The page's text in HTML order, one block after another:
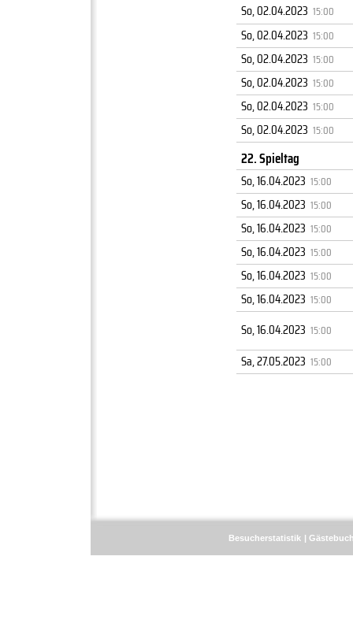
So, 02.04.2023 15:00
So, 02.04.2023 15:00
So, 02.04.2023 15:00
So, 02.04.2023 15:00
So, 02.04.2023 15:00
So, 02.04.2023 15:00
22. Spieltag
So, 16.04.2023 15:00
So, 16.04.2023 15:00
So, 16.04.2023 15:00
So, 16.04.2023 15:00
So, 16.04.2023 15:00
So, 16.04.2023 15:00
So, 16.04.2023 15:00
Sa, 27.05.2023 15:00
Besucherstatistik